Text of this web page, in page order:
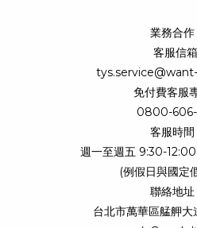
業務合作
客服信
免付費客服
0800-
客服時間
週一至週五 9:30-
(例假日與國定
聯絡地址
台北市萬華區艋舺